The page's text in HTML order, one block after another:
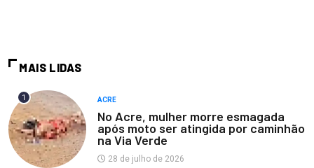
MAIS LIDAS
1 ACRE
No Acre, mulher morre esmagada
após moto ser atingida por caminhão
na Via Verde
28 de julho de 2026